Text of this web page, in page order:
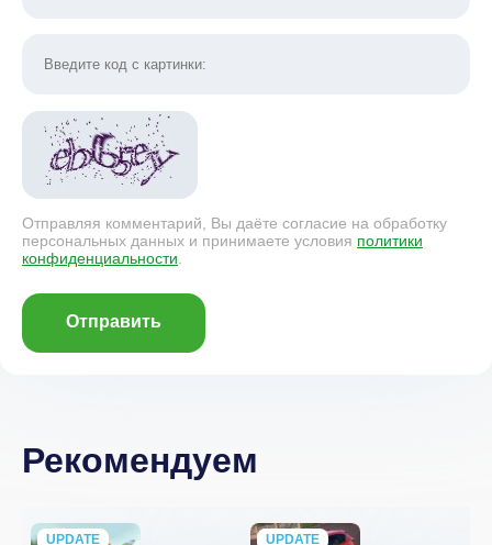
Отправляя комментарий, Вы даёте согласие на обработку
персональных данных и принимаете условия политики
конфиденциальности
Отправить
Рекомендуем
UPDATE
NEW UPDATE
NEW